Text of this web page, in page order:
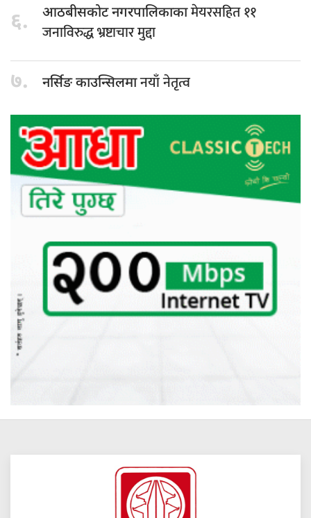
६. आठबीसकोट नगरपालिकाकामेयरसहित ११
जनाविरुद्ध भ्रष्टाचार मुद्दा
७. नर्सिङ काउन्सिलमानयाँ नेतृत्व